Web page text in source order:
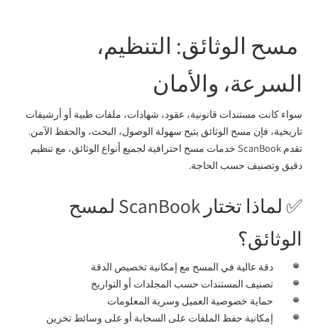
مسح الوثائق: التنظيم،
السرعة، والأمان
سواء كانت مستندات قانونية، عقود، شهادات، ملفات طبية أو أرشيفات
تاريخية، فإن مسح الوثائق يتيح سهولة الوصول، البحث، والحفظ الآمن.
تقدم ScanBook خدمات مسح احترافية لجميع أنواع الوثائق، مع تنظيم
دقيق وتصنيف حسب الحاجة.
✅ لماذا تختار ScanBook لمسح
الوثائق؟
دقة عالية في المسح مع إمكانية تخصيص الدقة
تصنيف المستندات حسب المجلدات أو التواريخ
حماية خصوصية العميل وسرية المعلومات
إمكانية حفظ الملفات على السحابة أو على وسائط تخزين